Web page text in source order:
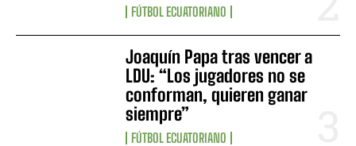
FÚTBOL ECUATORIANO
Joaquín Papa tras vencer a
LDU: “Los jugadores no se
conforman, quieren ganar
siempre”
FÚTBOL ECUATORIANO